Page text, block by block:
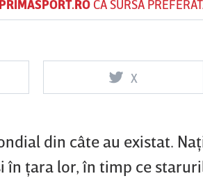
PRIMASPORT.ROCA SURSĂ
X
din câte au existat.
în ţara lor, în timp ce
Vs